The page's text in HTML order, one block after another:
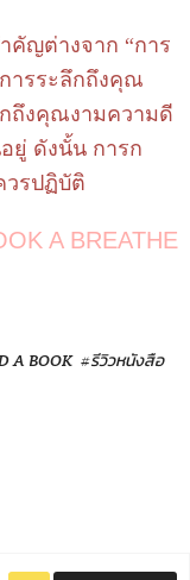
ญต่างจาก “การ
ารระลึกถึงคุณ
ถึงคุณงามความดี
ยู่ ดังนั้น การก
วรปฏิบัติ
A BREATHE
A BOOK #รีวิวหนังสือ